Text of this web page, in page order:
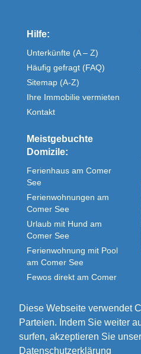
Diese Webseite verwendet
Parteien. Indem Sie weiter
surfen, akzeptieren Sie
Datenschutzerklärung
Hilfe:
Unterkünfte (A – Z)
Häufig gefragt (FAQ)
Sitemap (A-Z)
Ihre Immobilie vermieten
Kontakt
Meistgebuchte
Domizile:
Ferienhaus am Comer
See
Ferienwohnungen am
Comer See
Urlaub mit Hund am
Comer See
Ferienwohnung mit Pool
am Comer See
Fewos direkt am Comer
Unterkunft Comer See